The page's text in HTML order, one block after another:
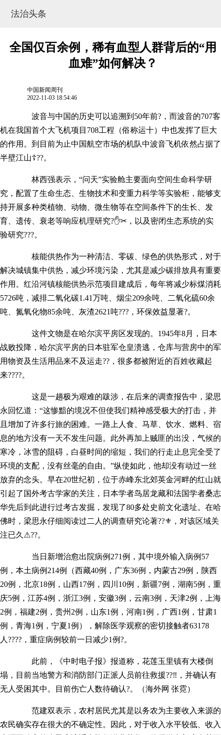
法治头条
全国仅百余例，稀有血型人群背后的“用
血难”如何解决？
中国新闻周刊
2022-11-03 18:54:46
波音与中国的历史可以追溯到50年前?，而波音的707客
机在我国首个大飞机项目708工程（俗称运十）中也发挥了巨大
的作用。到目前为止中国航空市场的机队中波音飞机依然占据了
半壁江山☦??。
林西强表示，“问天”实验舱主要面向空间生命科学研
究，配置了生命生态、生物技术和变重力科学等实验柜，能够支
持开展多种类植物、动物、微生物等在空间条件下的生长、发
育、遗传、衰老等响应机理研究?✋✂，以及密闭生态系统的实
验研究???。
核能供热作为一种清洁、零碳、绿色的供热形式，对于
解决城镇集中供热，减少环境污染，尤其是减少碳排放具有重要
作用。红沿河镇核能供热示范项目建成后，每年将减少标煤消耗
5726吨，减排二氧化碳1.41万吨、烟尘209余吨、二氧化硫60余
吨、氮氧化物85余吨、灰渣2621吨???，环保效益显著?。
这件文物是在哈尔滨平房区发现的。1945年8月，日本
战败投降，哈尔滨平房的日本驻军仓皇溃逃，仓库与营房中的军
用物资及生活用品来不及运走??，很多都被附近的百姓收藏起
来????。
这是一趟极为艰难的跋涉，在后来的调查报告中，梁思
永回忆道：“这惨黯的境况不但使我们精神感受极大的打击，并
且增加了许多行旅的困难。一路上人食、马草、饮水、燃料、宿
息的地方没有一天不发生问题。此外再加上贼匪的出没，气候的
寒冷，冰雪的阻碍，白昼时间的缩短，我们的行走止息完全受了
环境的支配，没有丝毫的自由。”纵使如此，他却没有动过一丝
放弃的念头。早在20世纪初，位于赤峰东北郊英金河畔的红山就
引起了国外考古学家的关注，日本学者鸟居龙藏和法国学者桑志
华先后到此进行过考古发掘，发现了80多处史前文化遗址。在哈
佛时，梁思永仔细阅读过二人的调查研究论著??⚜，对该区域关
注已久⚠??。
当日新增治愈出院病例271例，其中境外输入病例57
例，本土病例214例（西藏40例，广东36例，内蒙古29例，陕西
20例，北京18例，山西17例，四川10例，新疆7例，湖南5例，重
庆5例，江苏4例，浙江3例，安徽3例，云南3例，天津2例，上海
2例，福建2例，贵州2例，山东1例，河南1例，广西1例，甘肃1
例，青海1例，宁夏1例），解除医学观察的密切接触者63178
人????，重症病例较前一日减少1例?。
此前，《中时电子报》报道称，花莲玉里镇有大楼倒
塌，目前当地警方和消防部门正派人员前往救援??‼，并确认有
无人受困其中。目前伤亡人数待确认?。（海外网 张霓）
范建双表示，农村居民尤其是以务农为主要收入来源的
农民确实存在很大的不确定性。因此，对于收入水平较低、收入
网站地图